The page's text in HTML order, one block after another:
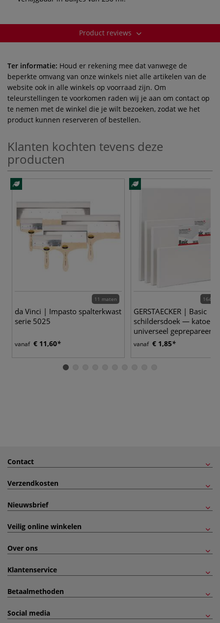
Product reviews
Ter informatie: Houd er rekening mee dat vanwege de
beperkte omvang van onze winkels niet alle artikelen van de
website ook in alle winkels op voorraad zijn. Om
teleurstellingen te voorkomen raden wij je aan om contact op
te nemen met de winkel die je wilt bezoeken, zodat we het
product kunnen reserveren of bestellen.
Klanten kochten tevens deze
producten
11 maten
da Vinci | Impasto spalterkwast
serie 5025
vanaf € 11,60
164
GERSTAECKER | Basic
schildersdoek — katoen
universeel geprepareerd
vanaf € 1,85
Contact
Verzendkosten
Nieuwsbrief
Veilig online winkelen
Over ons
Klantenservice
Betaalmethoden
Social media